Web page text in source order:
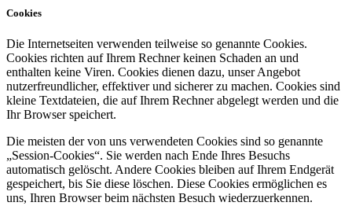
Cookies
Die Internetseiten verwenden teilweise so genannte Cookies.
Cookies richten auf Ihrem Rechner keinen Schaden an und
enthalten keine Viren. Cookies dienen dazu, unser Angebot
nutzerfreundlicher, effektiver und sicherer zu machen. Cookies sind
kleine Textdateien, die auf Ihrem Rechner abgelegt werden und die
Ihr Browser speichert.
Die meisten der von uns verwendeten Cookies sind so genannte
„Session-Cookies“. Sie werden nach Ende Ihres Besuchs
automatisch gelöscht. Andere Cookies bleiben auf Ihrem Endgerät
gespeichert, bis Sie diese löschen. Diese Cookies ermöglichen es
uns, Ihren Browser beim nächsten Besuch wiederzuerkennen.